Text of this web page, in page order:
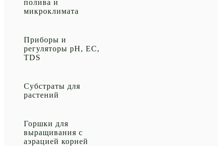
полива и
микроклимата
Приборы и
регуляторы рН, EC,
TDS
Субстраты для
растений
Горшки для
выращивания с
аэрацией корней